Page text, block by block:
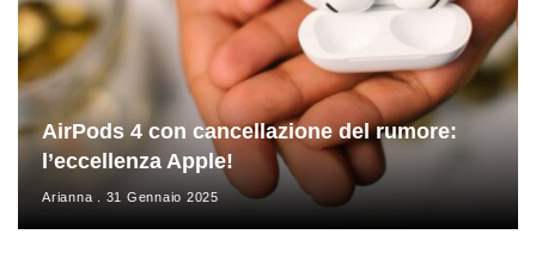
AirPods 4 con cancellazione del rumore:
l’eccellenza Apple!
Arianna 31 Gennaio 2025